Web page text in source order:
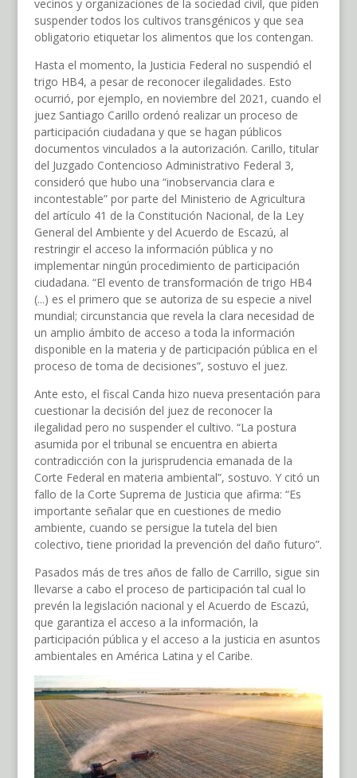
vecinos y organizaciones de la sociedad civil, que piden
suspender todos los cultivos transgénicos y que sea
obligatorio etiquetar los alimentos que los contengan.
Hasta el momento, la Justicia Federal no suspendió el
trigo HB4, a pesar de reconocer ilegalidades. Esto
ocurrió, por ejemplo, en noviembre del 2021, cuando el
juez Santiago Carillo ordenó realizar un proceso de
participación ciudadana y que se hagan públicos
documentos vinculados a la autorización. Carillo, titular
del Juzgado Contencioso Administrativo Federal 3,
consideró que hubo una “inobservancia clara e
incontestable” por parte del Ministerio de Agricultura
del artículo 41 de la Constitución Nacional, de la Ley
General del Ambiente y del Acuerdo de Escazú, al
restringir el acceso la información pública y no
implementar ningún procedimiento de participación
ciudadana. “El evento de transformación de trigo HB4
(...) es el primero que se autoriza de su especie a nivel
mundial; circunstancia que revela la clara necesidad de
un amplio ámbito de acceso a toda la información
disponible en la materia y de participación pública en el
proceso de toma de decisiones”, sostuvo el juez.
Ante esto, el fiscal Canda hizo nueva presentación para
cuestionar la decisión del juez de reconocer la
ilegalidad pero no suspender el cultivo. “La postura
asumida por el tribunal se encuentra en abierta
contradicción con la jurisprudencia emanada de la
Corte Federal en materia ambiental”, sostuvo. Y citó un
fallo de la Corte Suprema de Justicia que afirma: “Es
importante señalar que en cuestiones de medio
ambiente, cuando se persigue la tutela del bien
colectivo, tiene prioridad la prevención del daño futuro”.
Pasados más de tres años de fallo de Carrillo, sigue sin
llevarse a cabo el proceso de participación tal cual lo
prevén la legislación nacional y el Acuerdo de Escazú,
que garantiza el acceso a la información, la
participación pública y el acceso a la justicia en asuntos
ambientales en América Latina y el Caribe.